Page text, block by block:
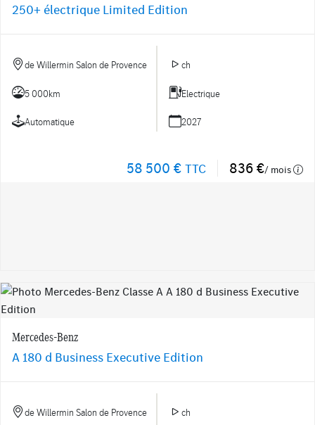
250+ électrique Limited Edition
de Willermin Salon de Provence ch
5 000km Electrique
Automatique 2027
58 500 € TTC 836 €/ mois
Mercedes-Benz
A 180 d Business Executive Edition
de Willermin Salon de Provence ch